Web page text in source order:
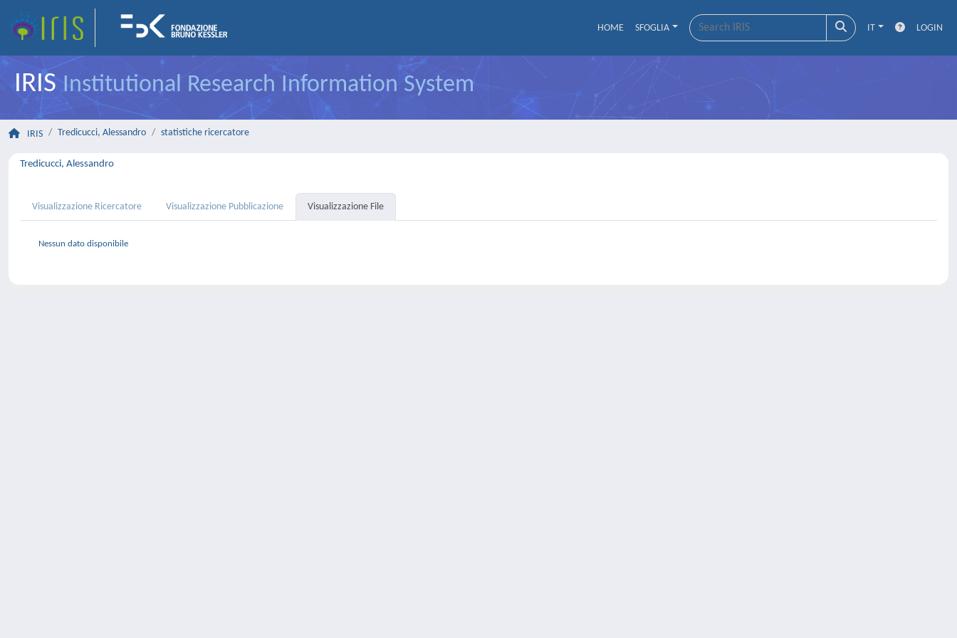
HOME SFOGLIA IT LOGIN
IRISInstitutional Research Information System
IRIS Tredicucci, Alessandro statistiche ricercatore
Tredicucci, Alessandro
Visualizzazione Ricercatore Visualizzazione Pubblicazione Visualizzazione File
Nessun dato disponibile